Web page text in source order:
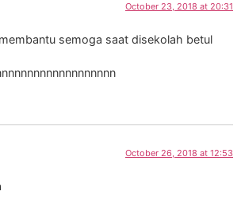
October 23, 2018 at 20:31
semoga saat disekolah betul
October 26, 2018 at 12:53